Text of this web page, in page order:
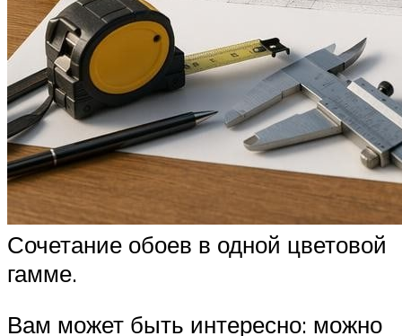
Сочетание обоев в одной цветовой
гамме.
Вам может быть интересно: можно